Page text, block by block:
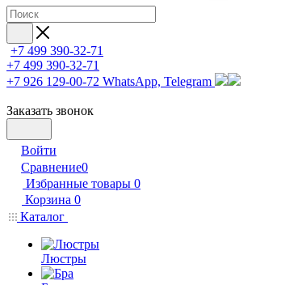
+7 499 390-32-71
+7 499 390-32-71
+7 926 129-00-72 WhatsApp, Telegram
Заказать звонок
Войти
Сравнение0
Избранные товары 0
Корзина 0
Каталог
Люстры